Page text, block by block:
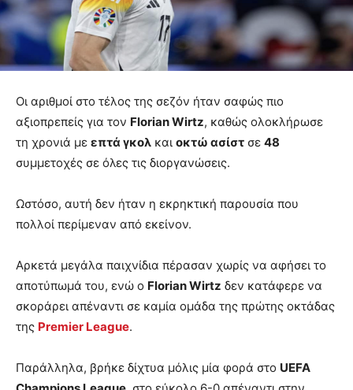
Οι αριθμοί στο τέλος της σεζόν ήταν σαφώς πιο
αξιοπρεπείς για τον Florian Wirtz, καθώς ολοκλήρωσε
τη χρονιά με επτά γκολ και οκτώ ασίστ σε 48
συμμετοχές σε όλες τις διοργανώσεις.
Ωστόσο, αυτή δεν ήταν η εκρηκτική παρουσία που
πολλοί περίμεναν από εκείνον.
Αρκετά μεγάλα παιχνίδια πέρασαν χωρίς να αφήσει το
αποτύπωμά του, ενώ ο Florian Wirtz δεν κατάφερε να
σκοράρει απέναντι σε καμία ομάδα της πρώτης οκτάδας
της Premier League.
Παράλληλα, βρήκε δίχτυα μόλις μία φορά στο UEFA